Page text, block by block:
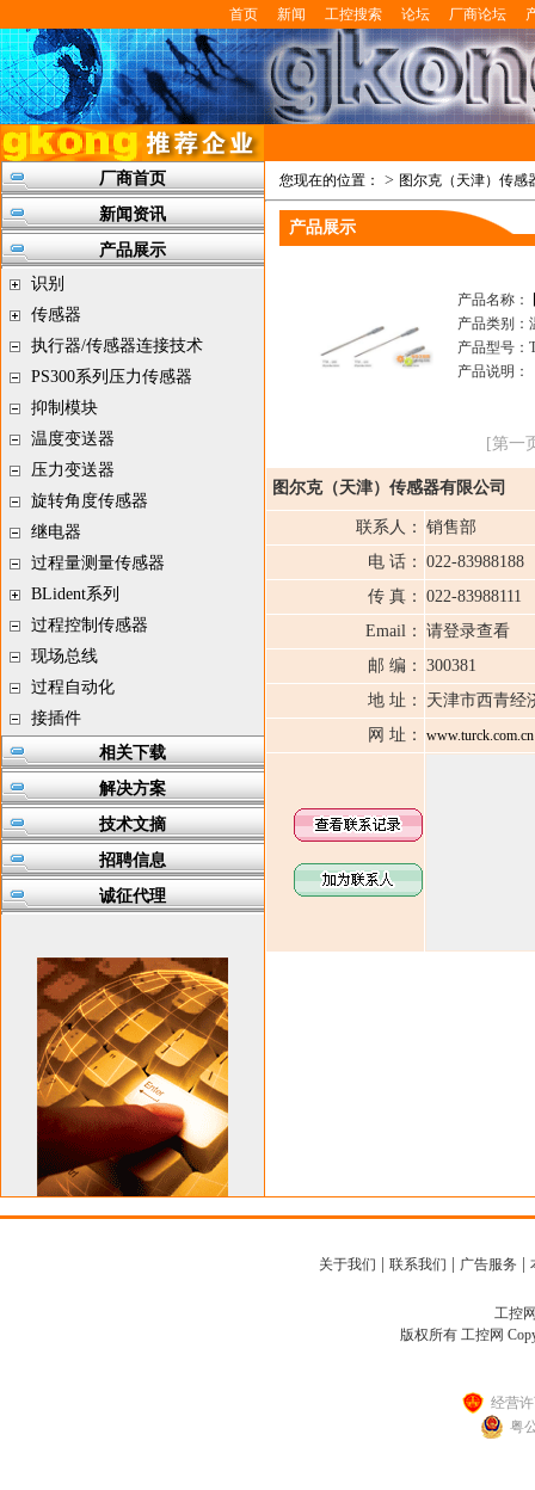
首页 新闻 工控搜索 论坛 厂商论坛
厂商首页
新闻资讯
产品展示
识别
传感器
执行器/传感器连接技术
PS300系列压力传感器
抑制模块
温度变送器
压力变送器
旋转角度传感器
继电器
过程量测量传感器
BLident系列
过程控制传感器
现场总线
过程自动化
接插件
相关下载
解决方案
技术文摘
招聘信息
诚征代理
您现在的位置： > 图尔克（天津）传感
产品展示
产品名称：
产品类别：
产品型号：
产品说明：
[第一
图尔克（天津）传感器有限公司
联系人： 销售部
电 话： 022-83988188
传 真： 022-83988111
Email： 请登录查看
邮 编： 300381
地 址：
天津市西青经
网 址：
www.turck.com.cn
关于我们 联系我们 广告服务
工控
版权所有 工控网
经营
粤